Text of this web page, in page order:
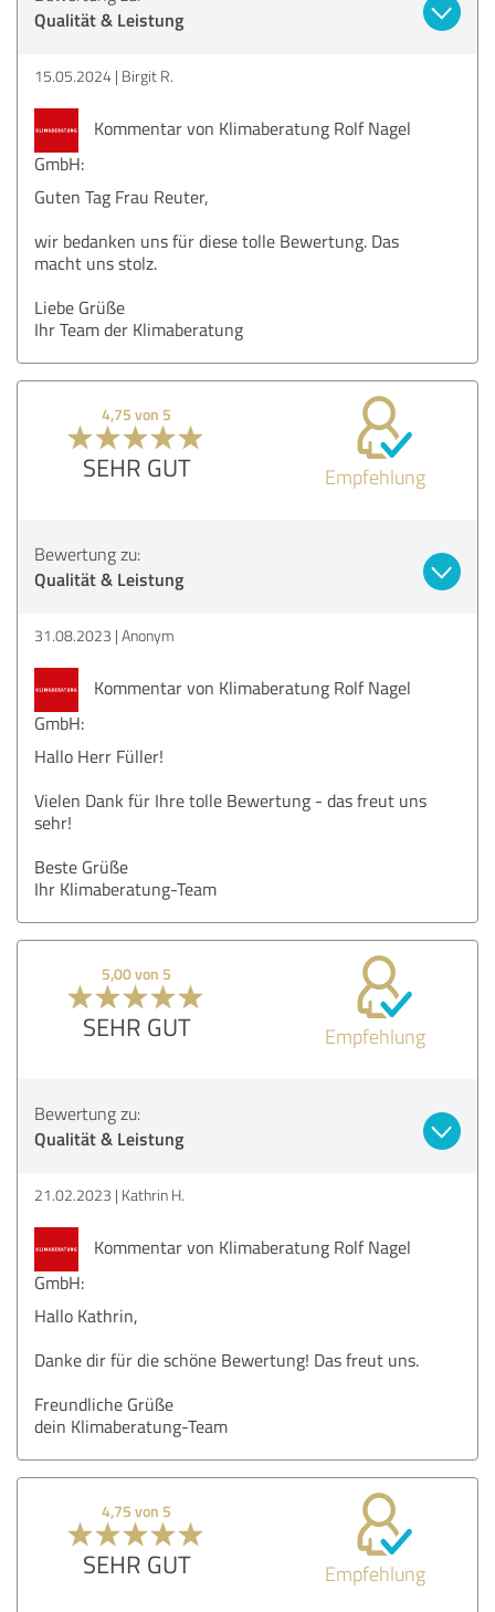
Qualität & Leistung
15.05.2024 Birgit R.
Kommentar von Klimaberatung Rolf Nagel
GmbH:
Guten Tag Frau Reuter,
wir bedanken uns für diese tolle Bewertung. Das
macht uns stolz.
Liebe Grüße
Ihr Team der Klimaberatung
4,75 von 5
SEHR GUT Empfehlung
Bewertung zu:
Qualität & Leistung
31.08.2023 Anonym
Kommentar von Klimaberatung Rolf Nagel
GmbH:
Hallo Herr Füller!
Vielen Dank für Ihre tolle Bewertung - das freut uns
sehr!
Beste Grüße
Ihr Klimaberatung-Team
5,00 von 5
SEHR GUT Empfehlung
Bewertung zu:
Qualität & Leistung
21.02.2023 Kathrin H.
Kommentar von Klimaberatung Rolf Nagel
GmbH:
Hallo Kathrin,
Danke dir für die schöne Bewertung! Das freut uns.
Freundliche Grüße
dein Klimaberatung-Team
4,75 von 5
SEHR GUT Empfehlung